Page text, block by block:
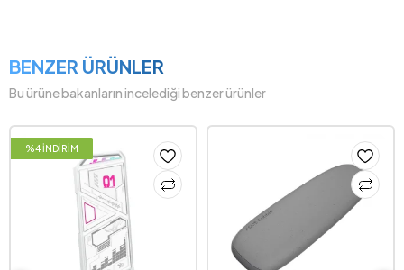
BENZER ÜRÜNLER
Bu ürüne bakanların incelediği benzer ürünler
%4 İNDİRİM